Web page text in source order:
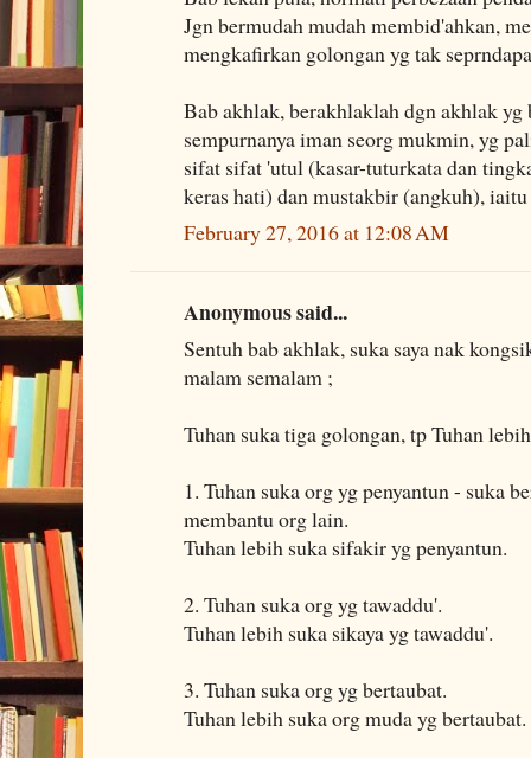
Jgn bermudah mudah membid'ahkan,
mengkafirkan golongan yg tak
Bab akhlak, berakhlaklah dgn akhlak
sempurnanya iman seorg mukmin, yg
sifat sifat 'utul (kasar-tuturkata dan
keras hati) dan mustakbir (angkuh),
February 27, 2016 at 12:08 AM
Anonymous said...
Sentuh bab akhlak, suka saya nak
malam semalam ;
Tuhan suka tiga golongan, tp Tuhan
1. Tuhan suka org yg penyantun - suka
membantu org lain.
Tuhan lebih suka sifakir yg penyantun.
2. Tuhan suka org yg tawaddu'.
Tuhan lebih suka sikaya yg tawaddu'.
3. Tuhan suka org yg bertaubat.
Tuhan lebih suka org muda yg bertaubat.